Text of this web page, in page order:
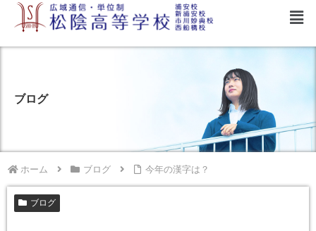
ブログ
ホーム ブログ 今年の漢字は？
ブログ